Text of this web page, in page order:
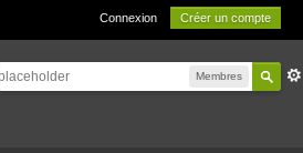
Connexion Créer un compte
Membres